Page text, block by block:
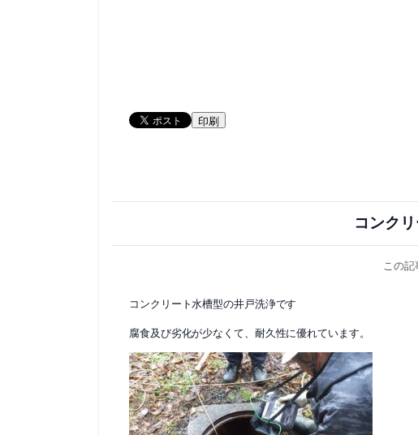
印刷
コンク
この
コンクリート水槽型の井戸洗浄です
腐食及び劣化が少なくて、耐久性に優れています。